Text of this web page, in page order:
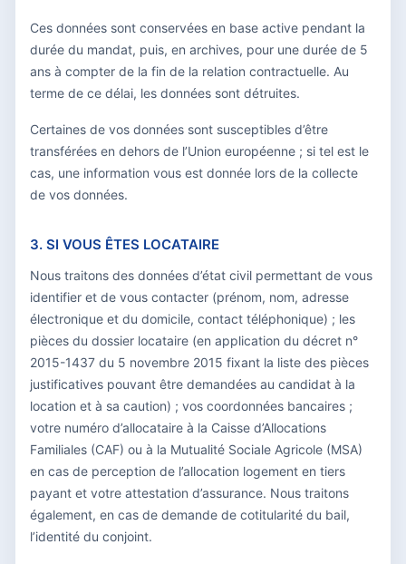
Ces données sont conservées en base active pendant la
durée du mandat, puis, en archives, pour une durée de 5
ans à compter de la fin de la relation contractuelle. Au
terme de ce délai, les données sont détruites.
Certaines de vos données sont susceptibles d’être
transférées en dehors de l’Union européenne ; si tel est le
cas, une information vous est donnée lors de la collecte
de vos données.
3. SI VOUS ÊTES LOCATAIRE
Nous traitons des données d’état civil permettant de vous
identifier et de vous contacter (prénom, nom, adresse
électronique et du domicile, contact téléphonique) ; les
pièces du dossier locataire (en application du décret n°
2015-1437 du 5 novembre 2015 fixant la liste des pièces
justificatives pouvant être demandées au candidat à la
location et à sa caution) ; vos coordonnées bancaires ;
votre numéro d’allocataire à la Caisse d’Allocations
Familiales (CAF) ou à la Mutualité Sociale Agricole (MSA)
en cas de perception de l’allocation logement en tiers
payant et votre attestation d’assurance. Nous traitons
également, en cas de demande de cotitularité du bail,
l’identité du conjoint.